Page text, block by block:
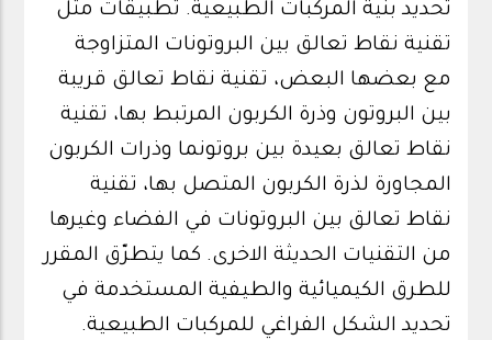
تحديد بنية المركبات الطبيعية. تطبيقات مثل
تقنية نقاط تعالق بين البروتونات المتزاوجة
مع بعضها البعض، تقنية نقاط تعالق قريبة
بين البروتون وذرة الكربون المرتبط بها، تقنية
نقاط تعالق بعيدة بين بروتونما وذرات الكربون
المجاورة لذرة الكربون المتصل بها، تقنية
نقاط تعالق بين البروتونات في الفضاء وغيرها
من التقنيات الحديثة الاخرى. كما يتطرّق المقرر
للطرق الكيميائية والطيفية المستخدمة في
تحديد الشكل الفراغي للمركبات الطبيعية.